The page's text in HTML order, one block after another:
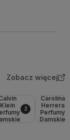
Zobacz więcej
Klein
2
Carolina
Herrera
Perfumy
Damskie